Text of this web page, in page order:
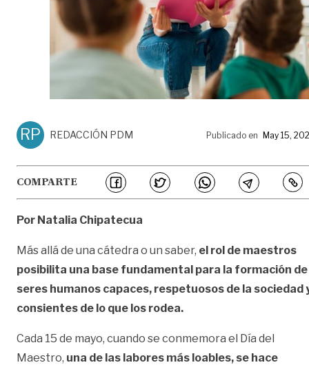
RP REDACCIÓN PDM Publicado en May 15,
COMPARTE
Por Natalia Chipatecua
Más allá de una cátedra o un saber, el rol de maestros
posibilita una base fundamental para la formación de
seres humanos capaces, respetuosos de la sociedad
consientes de lo que los rodea.
Cada 15 de mayo, cuando se conmemora el Día del
Maestro, una de las labores más loables, se hace